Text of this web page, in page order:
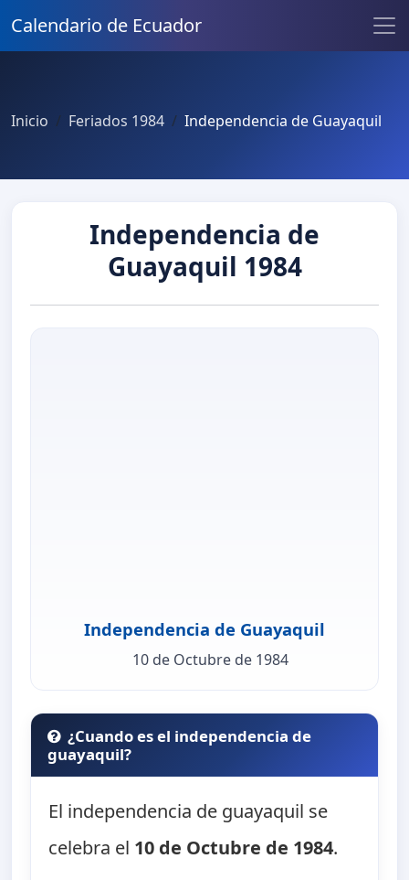
Calendario de Ecuador
Inicio Feriados 1984 Independencia de Guayaquil
Independencia de
Guayaquil 1984
Independencia de Guayaquil
10 de Octubre de 1984
¿Cuando es el independencia de
guayaquil?
El independencia de guayaquil se
celebra el 10 de Octubre de 1984.